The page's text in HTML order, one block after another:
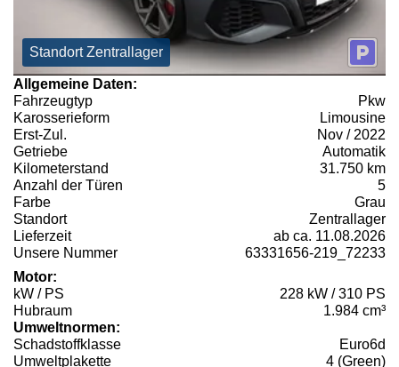
Standort Zentrallager
Allgemeine Daten:
Fahrzeugtyp
Pkw
Karosserieform
Limousine
Erst-Zul.
Nov / 2022
Getriebe
Automatik
Kilometerstand
31.750 km
Anzahl der Türen
5
Farbe
Grau
Standort
Zentrallager
Lieferzeit
ab ca. 11.08.2026
Unsere Nummer
63331656-219_72233
Motor:
kW / PS
228 kW / 310 PS
Hubraum
1.984 cm³
Umweltnormen:
Schadstoffklasse
Euro6d
Umweltplakette
4 (Green)